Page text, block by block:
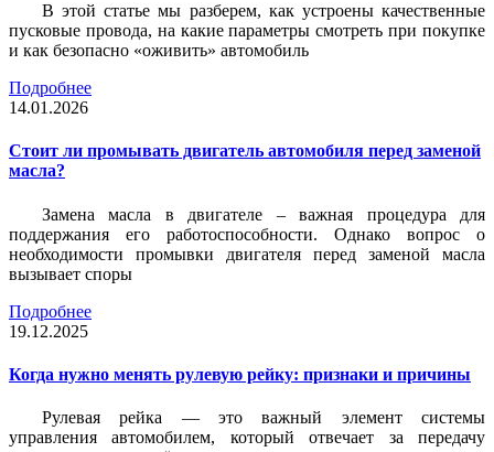
В этой статье мы разберем, как устроены качественные
пусковые провода, на какие параметры смотреть при покупке
и как безопасно «оживить» автомобиль
Подробнее
14.01.2026
Стоит ли промывать двигатель автомобиля перед заменой
масла?
Замена масла в двигателе – важная процедура для
поддержания его работоспособности. Однако вопрос о
необходимости промывки двигателя перед заменой масла
вызывает споры
Подробнее
19.12.2025
Когда нужно менять рулевую рейку: признаки и причины
Рулевая рейка — это важный элемент системы
управления автомобилем, который отвечает за передачу